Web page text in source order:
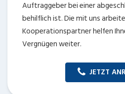
Auftraggeber bei einer
behilflich ist. Die mit uns
Kooperationspartner helfen
Vergnügen weiter.
JETZT